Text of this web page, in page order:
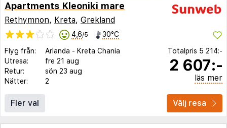
Apartments Kleoniki mare
Rethymnon, Kreta, Grekland
4,6/5 30°C
Flyg från: Arlanda - Kreta Chania
Utresa:
fre 21 aug
Retur:
sön 23 aug
Nätter:
2
Totalpris 5 214:-
2 607:-
läs mer
Fler val Välj resa